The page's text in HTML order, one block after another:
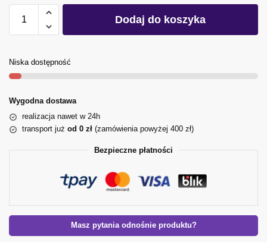
Dodaj do koszyka
Niska dostępność
Wygodna dostawa
realizacja nawet w 24h
transport już od 0 zł (zamówienia powyżej 400 zł)
Bezpieczne płatności
Masz pytania odnośnie produktu?